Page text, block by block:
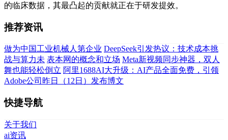
的临床数据，其最凸起的贡献就正在于研发提效。
推荐资讯
做为中国工业机械人第企业 DeepSeek引发热议：技术成本挑
战与算力未 表本网的概念和立场 Meta新视频同步神器，双人
舞也能轻松倒立 阿里1688AI大升级：AI产品全面免费，引领
Adobe公司昨日（12日）发布博文
快捷导航
关于我们
ai资讯